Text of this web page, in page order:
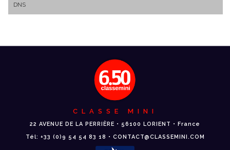
DNS
CLASSE MINI
22 AVENUE DE LA PERRIÈRE • 56100 LORIENT • France
Tél: +33 (0)9 54 54 83 18 • CONTACT@CLASSEMINI.COM